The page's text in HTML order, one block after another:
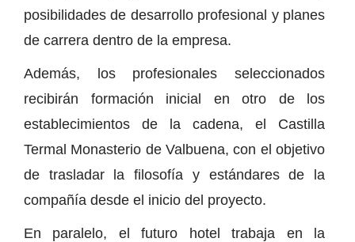
posibilidades de desarrollo profesional y planes
de carrera dentro de la empresa.
Además, los profesionales seleccionados
recibirán formación inicial en otro de los
establecimientos de la cadena, el Castilla
Termal Monasterio de Valbuena, con el objetivo
de trasladar la filosofía y estándares de la
compañía desde el inicio del proyecto.
En paralelo, el futuro hotel trabaja en la